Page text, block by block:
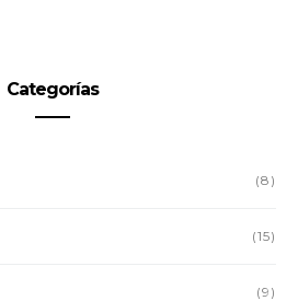
Categorías
(8)
(15)
(9)